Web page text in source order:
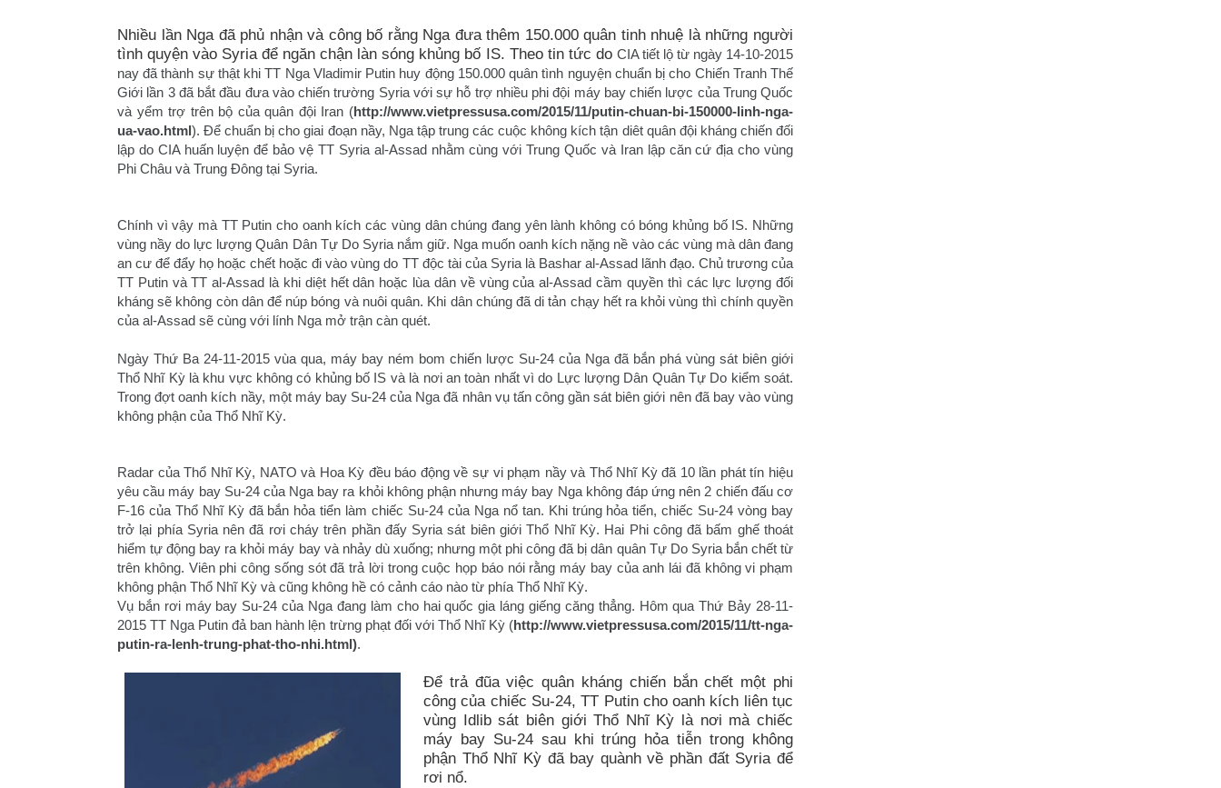
Nhiều lần Nga đã phủ nhận và công bố rằng Nga đưa thêm 150.000 quân tinh nhuệ là những người
tình quyện vào Syria để ngăn chận làn sóng khủng bố IS. Theo tin tức do CIA tiết lộ từ ngày 14-10-2015
nay đã thành sự thật khi TT Nga Vladimir Putin huy động 150.000 quân tình nguyện chuẩn bị cho Chiến Tranh Thế
Giới lần 3 đã bắt đầu đưa vào chiến trường Syria với sự hỗ trợ nhiều phi đội máy bay chiến lược của Trung Quốc
và yểm trợ trên bộ của quân đội Iran (http://www.vietpressusa.com/2015/11/putin-chuan-bi-150000-linh-nga-
ua-vao.html). Để chuẩn bị cho giai đoạn nầy, Nga tập trung các cuộc không kích tận diêt quân đội kháng chiến đối
lập do CIA huấn luyện để bảo vệ TT Syria al-Assad nhằm cùng với Trung Quốc và Iran lập căn cứ địa cho vùng
Phi Châu và Trung Đông tại Syria.
Chính vì vậy mà TT Putin cho oanh kích các vùng dân chúng đang yên lành không có bóng khủng bố IS. Những
vùng nầy do lực lượng Quân Dân Tự Do Syria nắm giữ. Nga muốn oanh kích nặng nề vào các vùng mà dân đang
an cư để đẩy họ hoặc chết hoặc đi vào vùng do TT độc tài của Syria là Bashar al-Assad lãnh đạo. Chủ trương của
TT Putin và TT al-Assad là khi diệt hết dân hoặc lùa dân về vùng của al-Assad cầm quyền thì các lực lượng đối
kháng sẽ không còn dân để núp bóng và nuôi quân. Khi dân chúng đã di tản chạy hết ra khỏi vùng thì chính quyền
của al-Assad sẽ cùng với lính Nga mở trận càn quét.
Ngày Thứ Ba 24-11-2015 vùa qua, máy bay ném bom chiến lược Su-24 của Nga đã bắn phá vùng sát biên giới
Thổ Nhĩ Kỳ là khu vực không có khủng bố IS và là nơi an toàn nhất vì do Lực lượng Dân Quân Tự Do kiểm soát.
Trong đợt oanh kích nầy, một máy bay Su-24 của Nga đã nhân vụ tấn công gần sát biên giới nên đã bay vào vùng
không phận của Thổ Nhĩ Kỳ.
Radar của Thổ Nhĩ Kỳ, NATO và Hoa Kỳ đều báo động về sự vi phạm nầy và Thổ Nhĩ Kỳ đã 10 lần phát tín hiệu
yêu cầu máy bay Su-24 của Nga bay ra khỏi không phận nhưng máy bay Nga không đáp ứng nên 2 chiến đấu cơ
F-16 của Thổ Nhĩ Kỳ đã bắn hỏa tiển làm chiếc Su-24 của Nga nổ tan. Khi trúng hỏa tiển, chiếc Su-24 vòng bay
trở lại phía Syria nên đã rơi cháy trên phần đấy Syria sát biên giới Thổ Nhĩ Kỳ. Hai Phi công đã bấm ghế thoát
hiểm tự động bay ra khỏi máy bay và nhảy dù xuống; nhưng một phi công đã bị dân quân Tự Do Syria bắn chết từ
trên không. Viên phi công sống sót đã trả lời trong cuộc họp báo nói rằng máy bay của anh lái đã không vi phạm
không phận Thổ Nhĩ Kỳ và cũng không hề có cảnh cáo nào từ phía Thổ Nhĩ Kỳ.
Vụ bắn rơi máy bay Su-24 của Nga đang làm cho hai quốc gia láng giếng căng thẳng. Hôm qua Thứ Bảy 28-11-
2015 TT Nga Putin đả ban hành lện trừng phạt đối với Thổ Nhĩ Kỳ (http://www.vietpressusa.com/2015/11/tt-nga-
putin-ra-lenh-trung-phat-tho-nhi.html).
Để trả đũa việc quân kháng chiến bắn chết một phi
công của chiếc Su-24, TT Putin cho oanh kích liên tục
vùng Idlib sát biên giới Thổ Nhĩ Kỳ là nơi mà chiếc
máy bay Su-24 sau khi trúng hỏa tiễn trong không
phận Thổ Nhĩ Kỳ đã bay quành về phần đất Syria để
rơi nổ.